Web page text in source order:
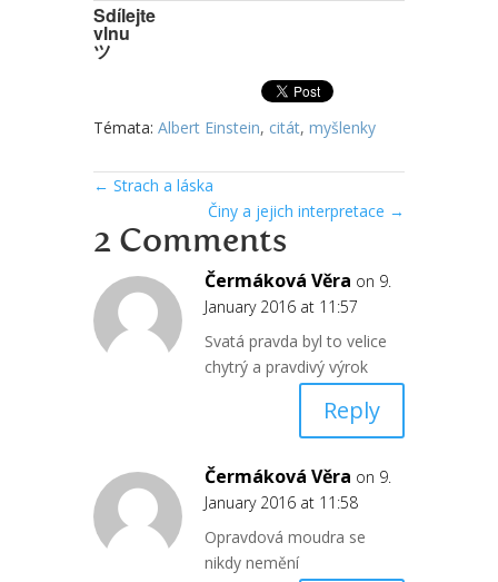
Sdílejte
vlnu
ツ
Témata: Albert Einstein, citát, myšlenky
← Strach a láska
Činy a jejich interpretace →
2 Comments
Čermáková Věra on 9.
January 2016 at 11:57
Svatá pravda byl to velice
chytrý a pravdivý výrok
Reply
Čermáková Věra on 9.
January 2016 at 11:58
Opravdová moudra se
nikdy nemění